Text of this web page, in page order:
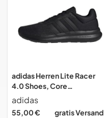
adidas Herren Lite Racer
4.0 Shoes, Core
Black/Core Black/Grey
Six, 45 1/3 EU
adidas
55,00 € gratis Versand